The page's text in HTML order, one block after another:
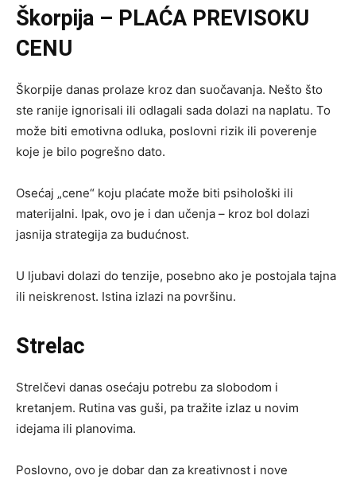
Škorpija – PLAĆA PREVISOKU
CENU
Škorpije danas prolaze kroz dan suočavanja. Nešto što
ste ranije ignorisali ili odlagali sada dolazi na naplatu. To
može biti emotivna odluka, poslovni rizik ili poverenje
koje je bilo pogrešno dato.
Osećaj „cene“ koju plaćate može biti psihološki ili
materijalni. Ipak, ovo je i dan učenja – kroz bol dolazi
jasnija strategija za budućnost.
U ljubavi dolazi do tenzije, posebno ako je postojala tajna
ili neiskrenost. Istina izlazi na površinu.
Strelac
Strelčevi danas osećaju potrebu za slobodom i
kretanjem. Rutina vas guši, pa tražite izlaz u novim
idejama ili planovima.
Poslovno, ovo je dobar dan za kreativnost i nove